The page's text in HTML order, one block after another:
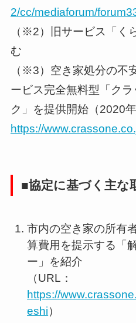
2/cc/mediaforum/
（※2）旧サービス「く
む
（※3）空き家処分の不
ービス完全無料型「ク
ク」を提供開始（2020
https://
■協定に基づく主な
市内の空き家の所有
算費用を提示する「
ー」を紹介
（URL：
https://
eshi）